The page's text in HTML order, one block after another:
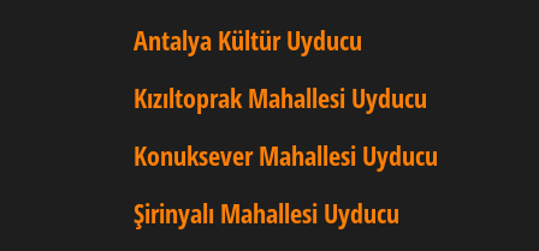
Antalya Kültür Uyducu
Kızıltoprak Mahallesi Uyducu
Konuksever Mahallesi Uyducu
Şirinyalı Mahallesi Uyducu